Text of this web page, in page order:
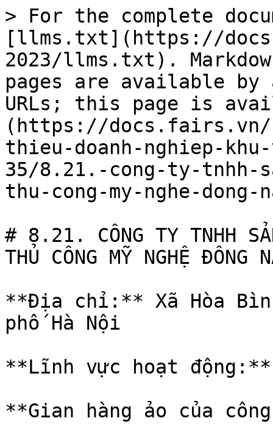
> For the complete
[llms.txt](https://
2023/llms.txt).
pages are available by
URLs; this page is
(https://docs.fairs.vn/
thieu-doanh-nghiep-
35/8.21.-cong-ty-tnhh-
thu-cong-my-nghe-dong-
# 8.21. CÔNG TY TNHH
THỦ CÔNG MỸ NGHỆ ĐÔNG
**Địa chỉ:** Xã Hòa
phố Hà Nội
**Lĩnh vực hoạt động:**
**Gian hàng ảo của